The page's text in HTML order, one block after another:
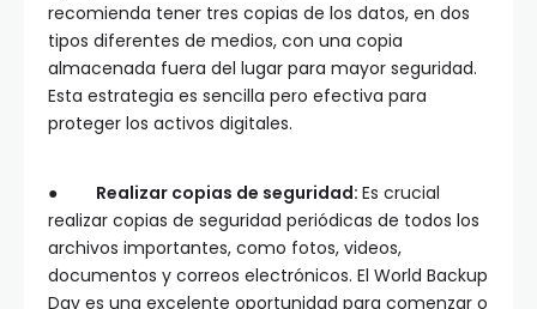
recomienda tener tres copias de los datos, en dos
tipos diferentes de medios, con una copia
almacenada fuera del lugar para mayor seguridad.
Esta estrategia es sencilla pero efectiva para
proteger los activos digitales.
● Realizar copias de seguridad: Es crucial
realizar copias de seguridad periódicas de todos los
archivos importantes, como fotos, videos,
documentos y correos electrónicos. El World Backup
Day es una excelente oportunidad para comenzar o